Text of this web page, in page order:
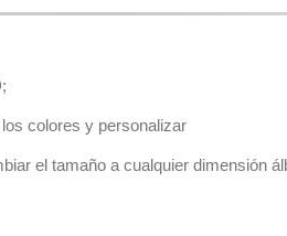
colores y personalizar
el tamaño a cualquier dimensión